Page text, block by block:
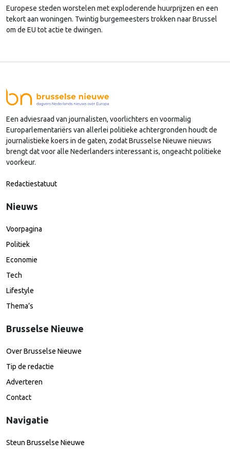
Europese steden worstelen met exploderende huurprijzen en een
tekort aan woningen. Twintig burgemeesters trokken naar Brussel
om de EU tot actie te dwingen.
Een adviesraad van journalisten, voorlichters en voormalig
Europarlementariërs van allerlei politieke achtergronden houdt de
journalistieke koers in de gaten, zodat Brusselse Nieuwe nieuws
brengt dat voor alle Nederlanders interessant is, ongeacht politieke
voorkeur.
Redactiestatuut
Nieuws
Voorpagina
Politiek
Economie
Tech
Lifestyle
Thema’s
Brusselse Nieuwe
Over Brusselse Nieuwe
Tip de redactie
Adverteren
Contact
Navigatie
Steun Brusselse Nieuwe